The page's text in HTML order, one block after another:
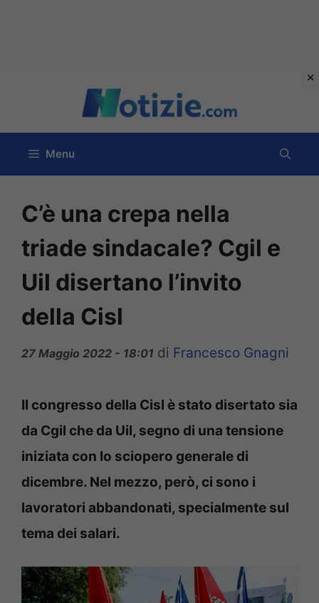
contenuto
Menu
C’è una crepa nella
triade sindacale? Cgil e
Uil disertano l’invito
della Cisl
27 Maggio 2022 - 18:01 di Francesco Gnagni
Il congresso della Cisl è stato disertato sia
da Cgil che da Uil, segno di una tensione
iniziata con lo sciopero generale di
dicembre. Nel mezzo, però, ci sono i
lavoratori abbandonati, specialmente sul
tema dei salari.